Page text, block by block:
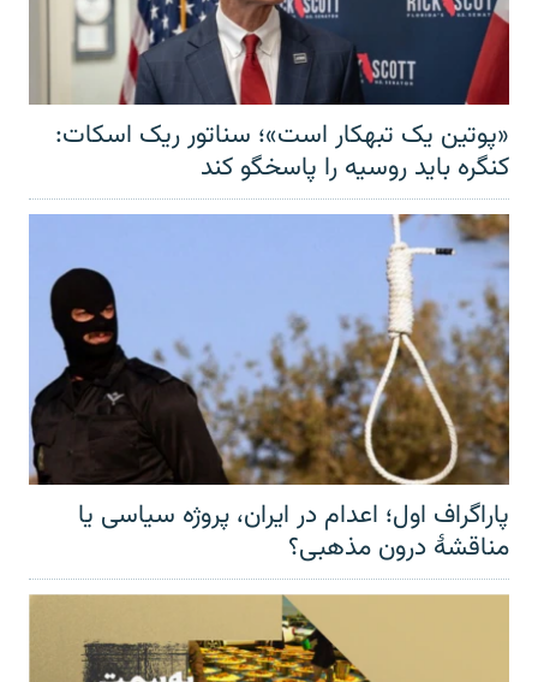
«پوتین یک تبهکار است»؛ سناتور ریک اسکات:
کنگره باید روسیه را پاسخگو کند
پاراگراف اول؛ اعدام در ایران، پروژه سیاسی یا
مناقشهٔ درون مذهبی؟